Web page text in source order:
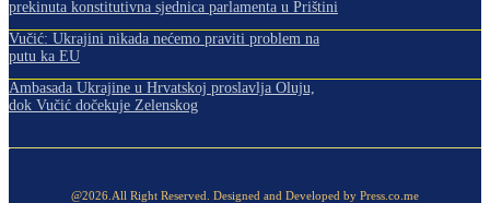
prekinuta konstitutivna sjednica parlamenta u Prištini
Vučić: Ukrajini nikada nećemo praviti problem na
putu ka EU
Ambasada Ukrajine u Hrvatskoj proslavlja Oluju,
dok Vučić dočekuje Zelenskog
@2026.All Right Reserved. Designed and Developed by Press.co.me